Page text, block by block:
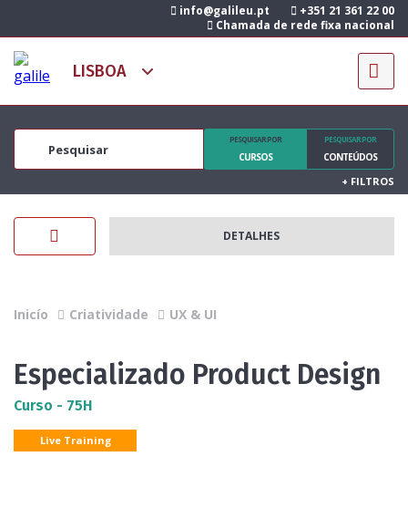
info@galileu.pt
+351 21 361 22 00
Chamada de rede fixa nacional
PESQUISAR POR
CURSOS
PESQUISAR POR
CONTEÚDOS
+ FILTROS
DETALHES
Inicío Criatividade UX & UI
Especializado Product Design
Curso - 75H
Live Training